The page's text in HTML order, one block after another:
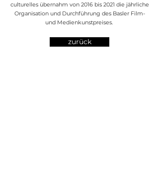
culturelles übernahm von 2016 bis 2021 die jährliche
Organisation und Durchführung des Basler Film-
und Medienkunstpreises.
zurück